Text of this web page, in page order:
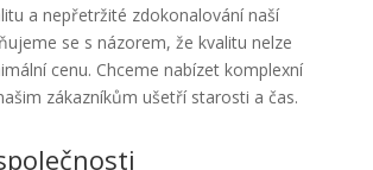
a nepřetržité zdokonalování naší
se s názorem, že kvalitu nelze
cenu. Chceme nabízet komplexní
zákazníkům ušetří starosti a čas.